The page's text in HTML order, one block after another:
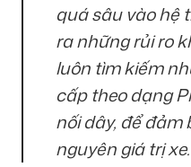
quá sâu vào hệ
ra những rủi ro
luôn tìm kiếm
cấp theo dạng
nối dây, để đảm
nguyên giá trị xe.